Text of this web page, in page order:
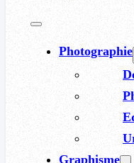
Photographie
Graphisme